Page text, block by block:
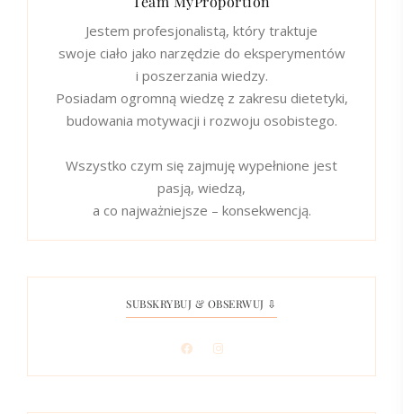
Jestem profesjonalistą, który traktuje
swoje ciało jako narzędzie do eksperymentów
i poszerzania wiedzy.
Posiadam ogromną wiedzę z zakresu dietetyki,
budowania motywacji i rozwoju osobistego.
Wszystko czym się zajmuję wypełnione jest
pasją, wiedzą,
a co najważniejsze – konsekwencją.
SUBSKRYBUJ & OBSERWUJ ⇩